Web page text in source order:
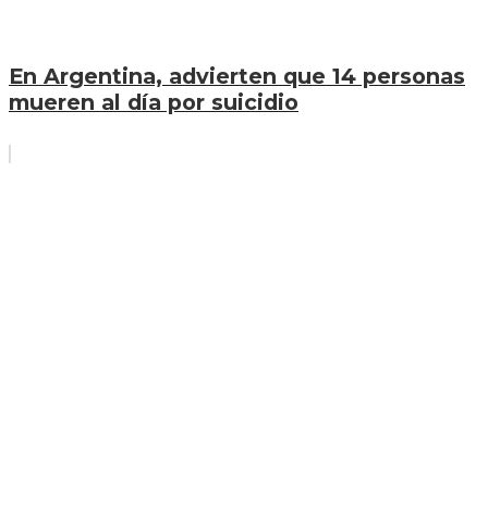
En Argentina, advierten que 14 personas
mueren al día por suicidio